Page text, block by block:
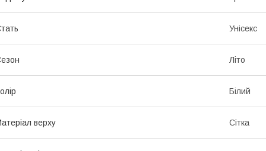
Унісекс
Літо
Білий
верху Сітка